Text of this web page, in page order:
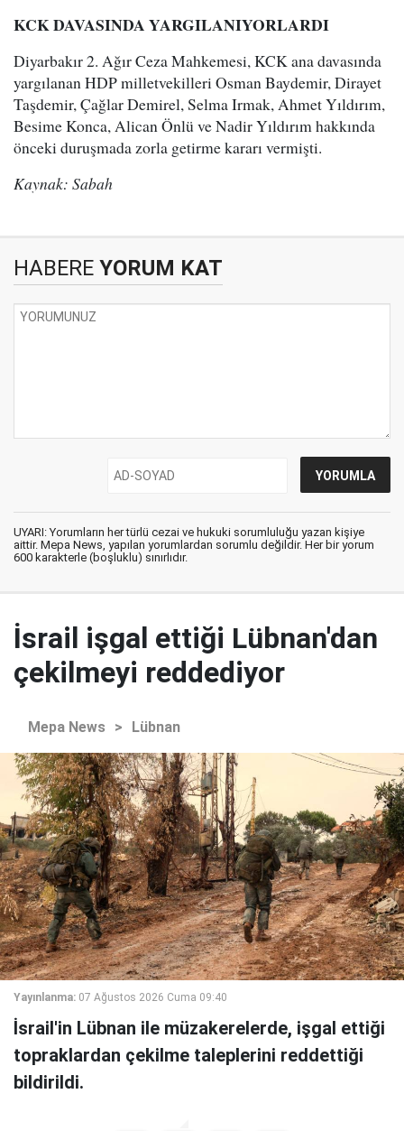
KCK DAVASINDA YARGILANIYORLARDI
Diyarbakır 2. Ağır Ceza Mahkemesi, KCK ana davasında
yargılanan HDP milletvekilleri Osman Baydemir, Dirayet
Taşdemir, Çağlar Demirel, Selma Irmak, Ahmet Yıldırım,
Besime Konca, Alican Önlü ve Nadir Yıldırım hakkında
önceki duruşmada zorla getirme kararı vermişti.
Kaynak: Sabah
HABERE YORUM KAT
UYARI: Yorumların her türlü cezai ve hukuki sorumluluğu yazan kişiye
aittir. Mepa News, yapılan yorumlardan sorumlu değildir. Her bir yorum
600 karakterle (boşluklu) sınırlıdır.
İsrail işgal ettiği Lübnan'dan
çekilmeyi reddediyor
Mepa News > Lübnan
Yayınlanma: 07 Ağustos 2026 Cuma 09:40
İsrail'in Lübnan ile müzakerelerde, işgal ettiği
topraklardan çekilme taleplerini reddettiği
bildirildi.